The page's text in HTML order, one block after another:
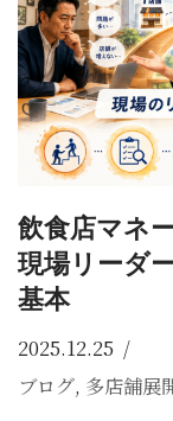
飲食店マネ
現場リーダ
基本
2025.12.25
ブログ, 多店舗展